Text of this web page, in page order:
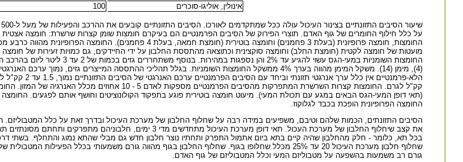
אינולין, אוליגו-סוכרים
100
החומצות, חומצה פרופיונית (בעלת 3 פחמנים) וחומצה בוטירית (חומצת חמאה,
(4), מימן (14). משקל המימן מהווה בערך 4% ממשקל החומצות השומניות. בגלל תהליכי ההתססה המייצרים גזים,
קק"ל לגרם. החומצות קצרות השרשרת המתפרקות מהסיבים הפרמנטיים
(תאי דופן המעי-הגס הבאים במגע עם תכולת המעי). מיעוט חומצה בוטירית פוגע בתפקוד הקולונוציטים וחושף אותם לפגעים.
החומצה הפרופיונית הופכת בכבד לגלוקוז.
הסיבים התזונתים, הכמות שלהם וטיבם, משפיעים במידה רבה על שחלוף החלבון של מערכת העיכול ובדרך זאת על כלל המטבוליזם.
את קצב שיחלוף החלבון של מערכת העכול. תאי דופן מערכת העיכול מתחדשים
בכל תא, כלומר - חלק מהחלבון שהיה קיים בתא ביום אתמול התפרק ותחתיו נוצר חלבון חדש גם מבלי שהתא נמוג והתחלף. בשתי
שחלוף חלבון מערכת העיכול 20 עד 25% מכלל שחלופו בגוף. שחלוף החלבון בגוף מהווה גורם משמעותי בכלל
גורם רב משמעות בהשפעה על מטבוליזם המעי וכלל המטבוליזם של גוף האדם.